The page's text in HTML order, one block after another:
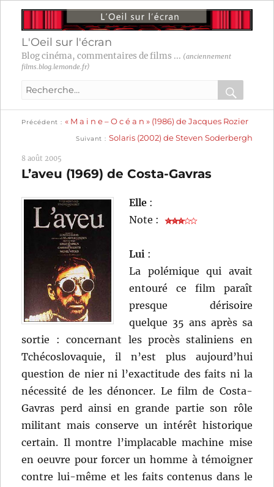
L'Oeil sur l'écran
Blog cinéma, commentaires de films ... (anciennement
films.blog.lemonde.fr)
Recherche
:
OK
Navigation
l’article
Précédent
précédente :
« M a i n e – O c é a n » (1986) de Jacques Rozier
Suivant
suivante :
Solaris (2002) de Steven Soderbergh
8 août 2005
L’aveu (1969) de Costa-Gavras
Elle :
Note :
Lui :
La polémique qui avait
entouré ce film paraît
presque dérisoire
quelque 35 ans après sa
sortie : concernant les procès staliniens en
Tchécoslovaquie, il n’est plus aujourd’hui
question de nier ni l’exactitude des faits ni la
nécessité de les dénoncer. Le film de Costa-
Gavras perd ainsi en grande partie son rôle
militant mais conserve un intérêt historique
certain. Il montre l’implacable machine mise
en oeuvre pour forcer un homme à témoigner
contre lui-même et les faits contenus dans le